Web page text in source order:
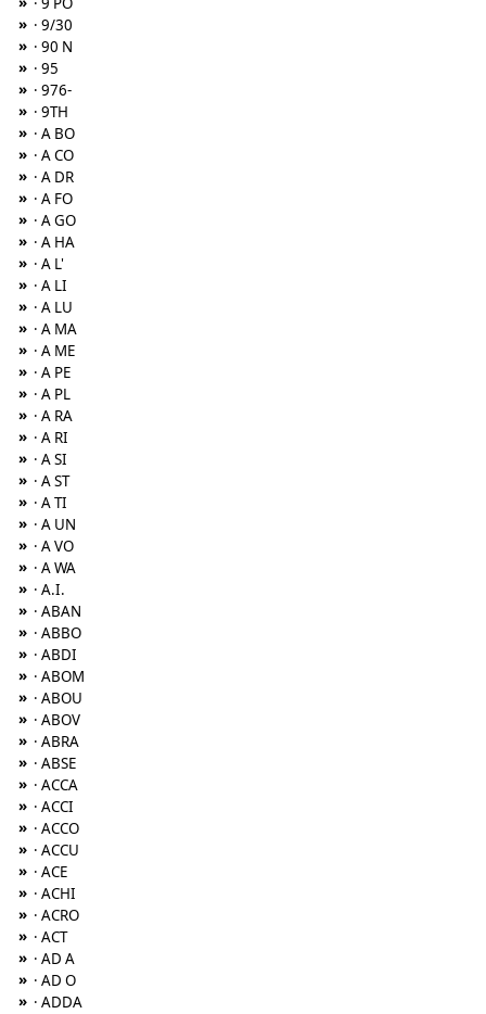
» · 9/30
» · 90 N
» · 95
» · 976-
» · 9TH
» · A BO
» · A CO
» · A DR
» · A FO
» · A GO
» · A HA
» · A L'
» · A LI
» · A LU
» · A MA
» · A ME
» · A PE
» · A PL
» · A RA
» · A RI
» · A SI
» · A ST
» · A TI
» · A UN
» · A VO
» · A WA
» · A.I.
» · ABAN
» · ABBO
» · ABDI
» · ABOM
» · ABOU
» · ABOV
» · ABRA
» · ABSE
» · ACCA
» · ACCI
» · ACCO
» · ACCU
» · ACE
» · ACHI
» · ACRO
» · ACT
» · AD A
» · AD O
» · ADDA